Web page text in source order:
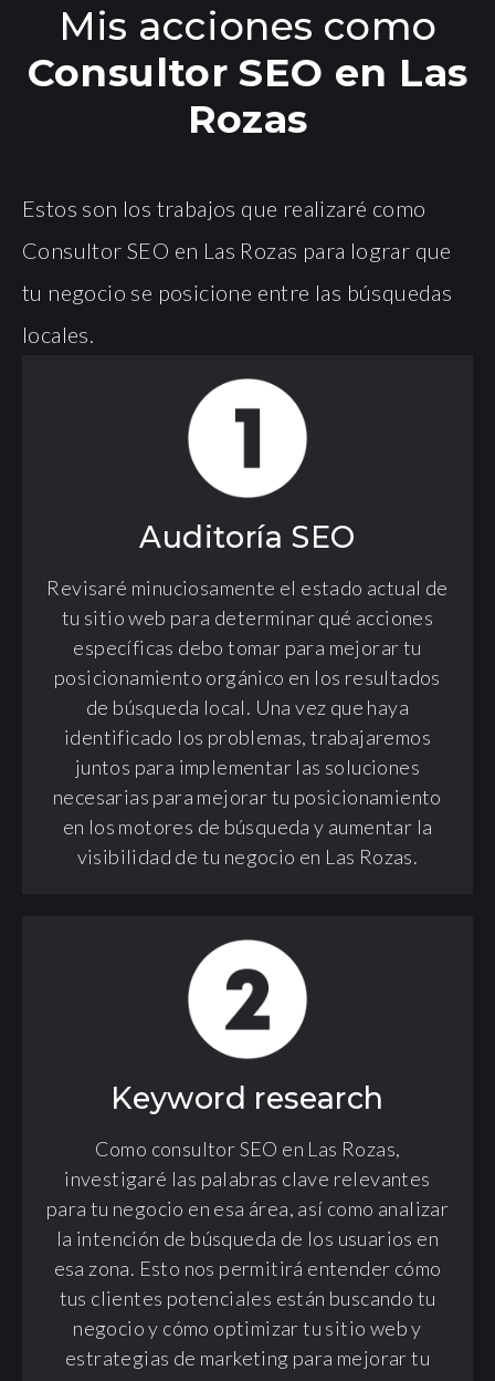
Mis acciones como
Consultor SEO en Las
Rozas
Estos son los trabajos que realizaré como
Consultor SEO en Las Rozas para lograr que
tu negocio se posicione entre las búsquedas
locales.
Auditoría SEO
Revisaré minuciosamente el estado actual de
tu sitio web para determinar qué acciones
específicas debo tomar para mejorar tu
posicionamiento orgánico en los resultados
de búsqueda local. Una vez que haya
identificado los problemas, trabajaremos
juntos para implementar las soluciones
necesarias para mejorar tu posicionamiento
en los motores de búsqueda y aumentar la
visibilidad de tu negocio en Las Rozas.
Keyword research
Como consultor SEO en Las Rozas,
investigaré las palabras clave relevantes
para tu negocio en esa área, así como analizar
la intención de búsqueda de los usuarios en
esa zona. Esto nos permitirá entender cómo
tus clientes potenciales están buscando tu
negocio y cómo optimizar tu sitio web y
estrategias de marketing para mejorar tu